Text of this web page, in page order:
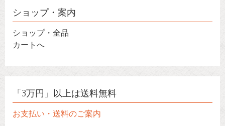
ショップ・案内
ショップ・全品
カートへ
「3万円」以上は送料無料
お支払い・送料のご案内